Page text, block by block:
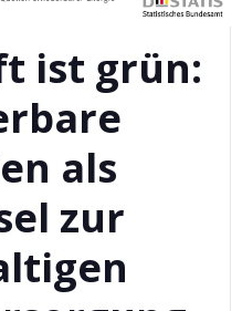
ist grün:
als
zur